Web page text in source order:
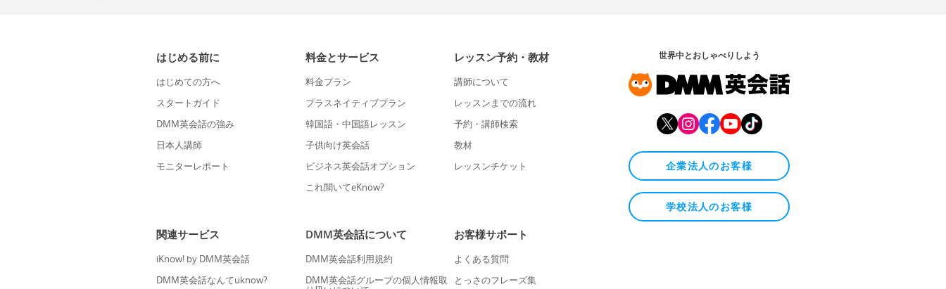
はじめる前に
はじめての方へ
スタートガイド
DMM英会話の強み
日本人講師
モニターレポート
料金とサービス
料金プラン
プラスネイティブプラン
韓国語・中国語レッスン
子供向け英会話
ビジネス英会話オプション
これ聞いてeKnow?
レッスン予約・教材
講師について
レッスンまでの流れ
予約・講師検索
教材
レッスンチケット
関連サービス
iKnow! by DMM英会話
DMM英会話なんてuknow?
DMM英会話について
DMM英会話利用規約
DMM英会話グループの個人情報取
お客様サポート
よくある質問
とっさのフレーズ集
世界中とおしゃべりしよう
企業法人のお客様
学校法人のお客様